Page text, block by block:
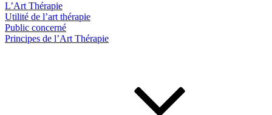
L’Art Thérapie
Utilité de l’art thérapie
Public concerné
Principes de l’Art Thérapie